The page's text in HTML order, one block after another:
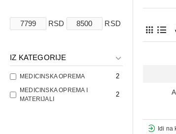
RSD RSD
IZ KATEGORIJE
MEDICINSKA OPREMA 2
MEDICINSKA OPREMA I
MATERIJALI
2
Idi na